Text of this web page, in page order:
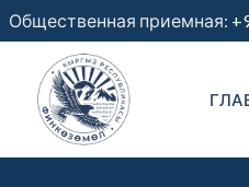
Общественная приемная: